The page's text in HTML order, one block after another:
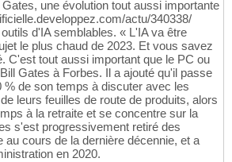
une évolution tout aussi importante
actu/340338/
d'IA semblables. « L'IA va être
le plus chaud de 2023. Et vous savez
C'est tout aussi important que le PC ou
Gates à Forbes. Il a ajouté qu'il passe
% de son temps à discuter avec les
leurs feuilles de route de produits, alors
à la retraite et se concentre sur la
s'est progressivement retiré des
au cours de la dernière décennie, et a
en 2020.